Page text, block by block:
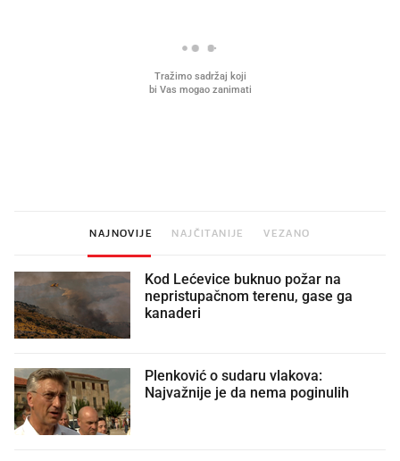
NAJNOVIJE NAJČITANIJE VEZANO
Kod Lećevice buknuo požar na
nepristupačnom terenu, gase ga
kanaderi
Plenković o sudaru vlakova:
Najvažnije je da nema poginulih